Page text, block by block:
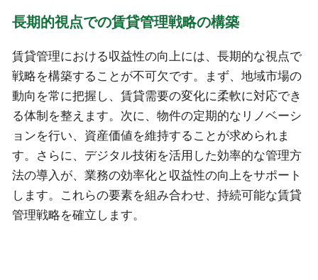
長期的視点での賃貸管理戦略の構築
賃貸管理における収益性の向上には、長期的な視点で
戦略を構築することが不可欠です。まず、地域市場の
動向を常に把握し、賃貸需要の変化に柔軟に対応でき
る体制を整えます。次に、物件の定期的なリノベーシ
ョンを行い、資産価値を維持することが求められま
す。さらに、デジタル技術を活用した効率的な管理方
法の導入が、業務の効率化と収益性の向上をサポート
します。これらの要素を組み合わせ、持続可能な賃貸
管理戦略を確立します。